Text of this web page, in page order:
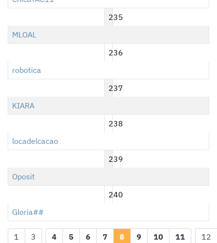
235
MLOAL
236
robotica
237
KIARA
238
locadelcacao
239
Oposit
240
Gloria##
1 3 4 5 6 7 8 9 10 11 12